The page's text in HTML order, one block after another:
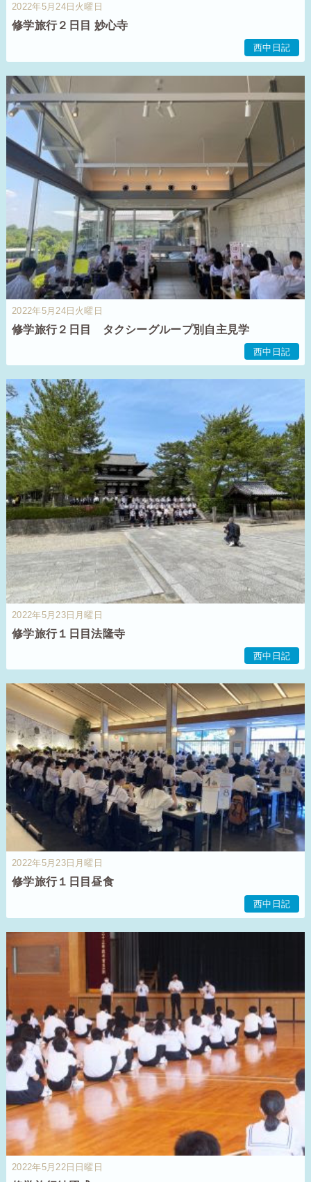
2022年5月24日火曜日
修学旅行２日目 妙心寺
西中日記
2022年5月24日火曜日
修学旅行２日目 タクシーグループ別自主見学
西中日記
2022年5月23日月曜日
修学旅行１日目法隆寺
西中日記
2022年5月23日月曜日
修学旅行１日目昼食
西中日記
2022年5月22日日曜日